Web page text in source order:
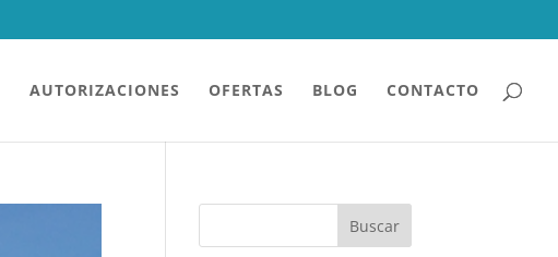
AUTORIZACIONES OFERTAS BLOG CONTACTO
Buscar